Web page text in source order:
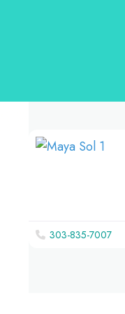
303-835-7007